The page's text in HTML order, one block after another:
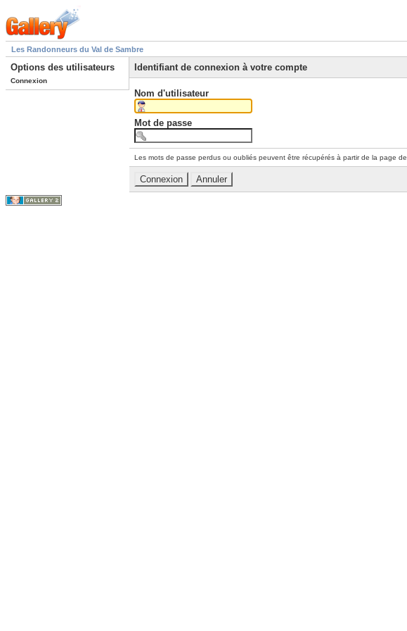
Les Randonneurs du Val de Sambre
Options des utilisateurs
Connexion
Identifiant de connexion à votre compte
Nom d'utilisateur
Mot de passe
Les mots de passe perdus ou oubliés peuvent être récupérés à partir de la page de